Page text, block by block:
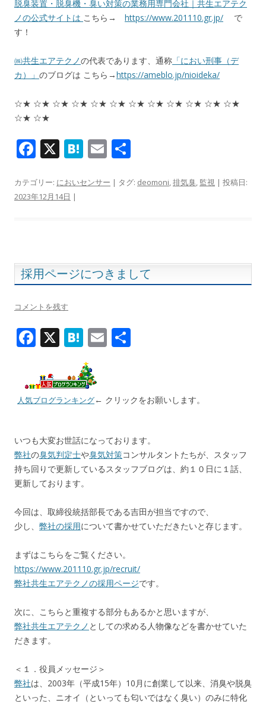
脱臭装置・脱臭機・臭い対策の業務用専門会社｜共生エアテク
ノの公式サイトは こちら→ https://www.201110.gr.jp/ で
す！
㈱共生エアテクノの代表であります、通称 「におい刑事（デ
カ）」 のブログは こちら→https://ameblo.jp/nioideka/
☆★ ☆★ ☆★ ☆★ ☆★ ☆★ ☆★ ☆★ ☆★ ☆★ ☆★ ☆★
☆★ ☆★
F
e
b
k
X H
e
E
ai
カテゴリー: においセンサー | タグ: deomoni,排気臭, 監視 | 投稿日:
2023年12月14日 |
採用ページにつきまして
コメントを残す
F
e
b
o
k
X H
at
e
n
E
l
人気ブログランキング← クリックをお願いします。
いつも大変お世話になっております。
弊社の臭気判定士や臭気対策コンサルタントたちが、スタッフ
持ち回りで更新しているスタッフブログは、約１０日に１話、
更新しております。
今回は、取締役統括部長である吉田が担当ですので、
少し、 弊社の採用について書かせていただきたいと存じます。
まずはこちらをご覧ください。
https://www.201110.gr.jp/recruit/
弊社共生エアテクノの採用ページです。
次に、こちらと重複する部分もあるかと思いますが、
弊社共生エアテクノ としての求める人物像などを書かせていた
だきます。
＜１．役員メッセージ＞
弊社は、2003年（平成15年）10月に創業して以来、消臭や脱臭
といった、ニオイ（といっても匂いではなく臭い）のみに特化